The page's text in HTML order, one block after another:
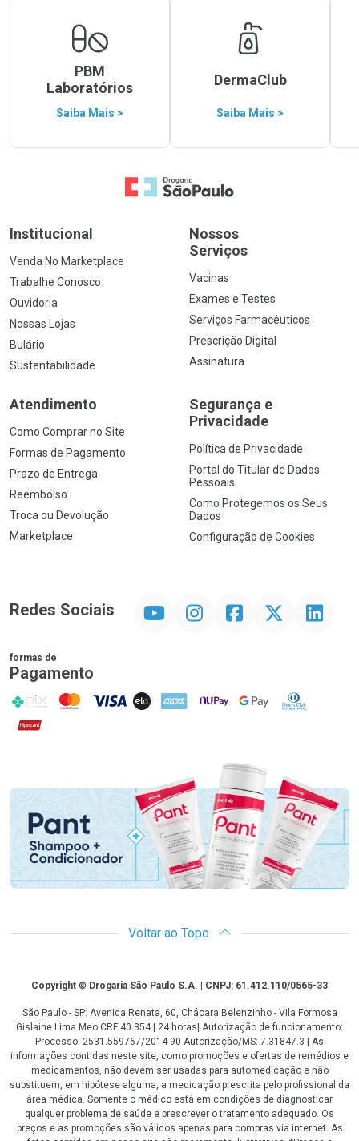
PBM
Laboratórios
Saiba Mais >
DermaClub
Saiba Mais >
Ir para a Home
Institucional
Venda No Marketplace
Trabalhe Conosco
Ouvidoria
Nossas Lojas
Bulário
Sustentabilidade
Nossos
Serviços
Vacinas
Exames e Testes
Serviços Farmacêuticos
Prescrição Digital
Assinatura
Atendimento
Como Comprar no Site
Formas de Pagamento
Prazo de Entrega
Reembolso
Troca ou Devolução
Marketplace
Segurança e
Privacidade
Política de Privacidade
Portal do Titular de Dados
Pessoais
Como Protegemos os Seus
Dados
Configuração de Cookies
Redes Sociais InstagramFacebook Linkedin
formas de
Pagamento
PIX MasterCard
VISA ELO AMEX NuPay Google PayDiners Club
Hipercard
Promoção em Destaque
Voltar ao Topo
CopyrightCopyright © Drogaria São Paulo S.A. | CNPJ: 61.412.110/0565-33
São Paulo - SP: Avenida Renata, 60, Chácara Belenzinho - Vila Formosa
Gislaine Lima Meo CRF 40.354 | 24 horas| Autorização de funcionamento:
Processo: 2531.559767/2014-90 Autorização/MS: 7.31847.3 | As
informações contidas neste site, como promoções e ofertas de remédios e
medicamentos, não devem ser usadas para automedicação e não
substituem, em hipótese alguma, a medicação prescrita pelo profissional da
área médica. Somente o médico está em condições de diagnosticar
qualquer problema de saúde e prescrever o tratamento adequado. Os
preços e as promoções são válidos apenas para compras via internet. As